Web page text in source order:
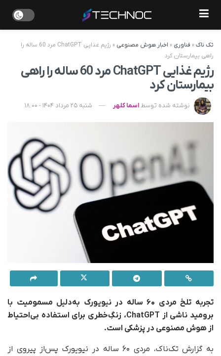
تک ناک» فناوری » اخبار هوش مصنوعی »
رژیم غذایی ChatGPT مرد 60 ساله را
راهی بیمارستان کرد
رژیم غذایی ChatGPT مرد 60 ساله را راهی
بیمارستان کرد
نوشته شده توسط اسما کلهر شنبه 25 مرداد 1404 - 18:00
تجربه تلخ مردی ۶۰ ساله در نیویورک به‌دلیل مسمومیت با
برومید ناشی از ChatGPT، زنگِ‌خطری برای استفاده بی‌احتیاط
از هوش مصنوعی در پزشکی است.
به گزارش تک‌ناک، مردی ۶۰ ساله در نیویورک پس‌از پیروی از